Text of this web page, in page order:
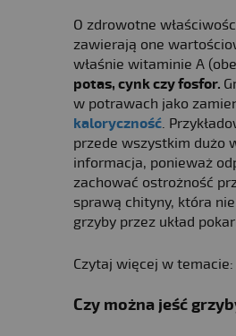
O zdrowotne
zawierają one
właśnie witaminie A
potas, cynk czy fosfor.
w potrawach jako
kaloryczność.
przede wszystkim dużo
informacja, ponieważ
zachować ostrożność
sprawą chityny, która
grzyby przez układ
Czytaj więcej w temacie:
Czy można jeść